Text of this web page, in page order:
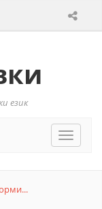
език
Toggle